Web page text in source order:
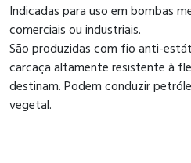
Indicadas para uso em bombas
comerciais ou industriais.
São produzidas com fio anti-
carcaça altamente resistente à
destinam. Podem conduzir
vegetal.